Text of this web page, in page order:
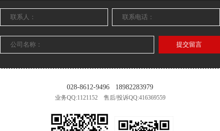
提交留言
028-8612-9496 18982283979
业务QQ:1121152 售后/投诉QQ:416369559